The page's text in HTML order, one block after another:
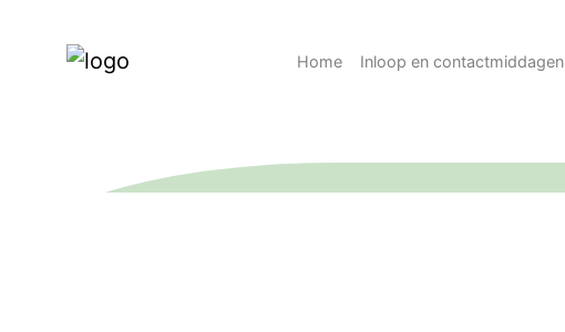
Home Inloop en contactmiddagen